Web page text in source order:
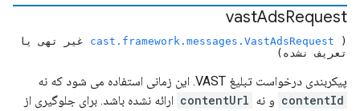
vastAdsRequest
(
cast.framework.messages.VastAdsRequest غیر تهی یا
تعریف نشده)
پیکربندی درخواست تبلیغ VAST. این زمانی استفاده می شود که نه
contentId و نه contentUrl ارائه نشده باشد. برای جلوگیری از